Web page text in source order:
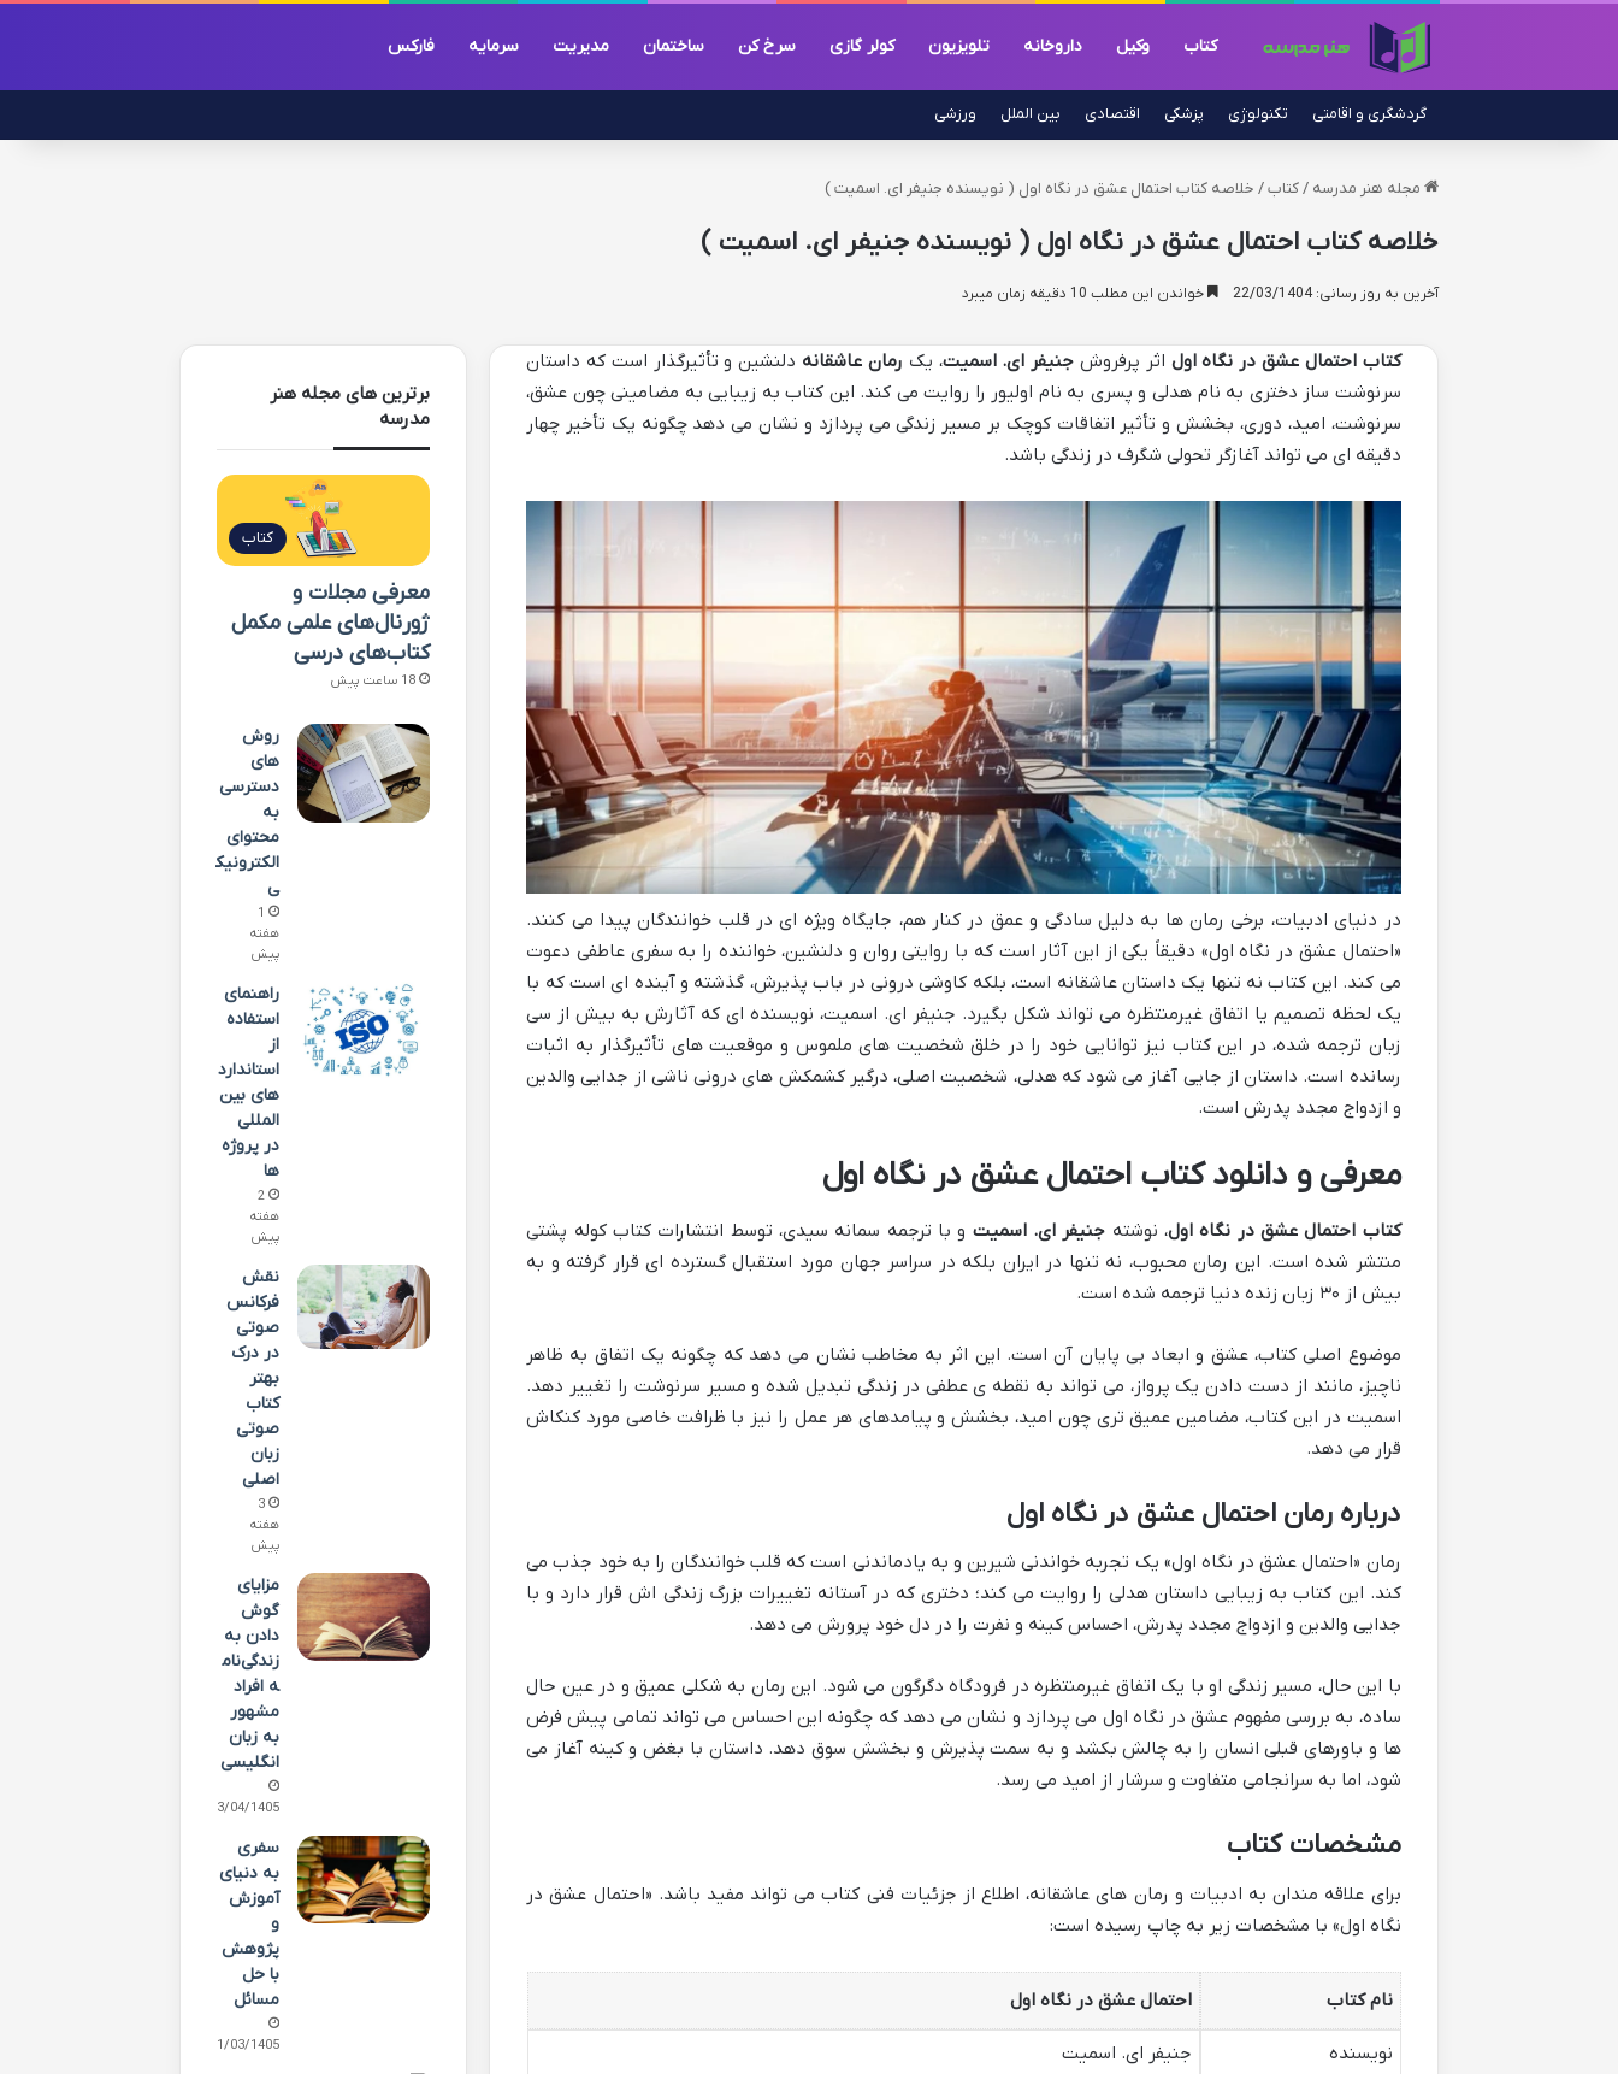
کتاب وکیل داروخانه تلویزیون کولر گازی سرخ کن ساختمان مدیریت سرمایه فارکس
گردشگری و اقامتی تکنولوژی پزشکی اقتصادی بین الملل ورزشی
مجله هنر مدرسه / کتاب / خلاصه کتاب احتمال عشق در نگاه اول ( نویسنده جنیفر ای. اسمیت )
خلاصه کتاب احتمال عشق در نگاه اول ( نویسنده جنیفر ای. اسمیت )
آخرین به روز رسانی: 22/03/1404 خواندن این مطلب 10 دقیقه زمان میبرد
کتاب احتمال عشق در نگاه اول اثر پرفروش جنیفر ای. اسمیت، یک رمان عاشقانه دلنشین و تأثیرگذار است که داستان
سرنوشت ساز دختری به نام هدلی و پسری به نام اولیور را روایت می کند. این کتاب به زیبایی به مضامینی چون عشق،
سرنوشت، امید، دوری، بخشش و تأثیر اتفاقات کوچک بر مسیر زندگی می پردازد و نشان می دهد چگونه یک تأخیر چهار
دقیقه ای می تواند آغازگر تحولی شگرف در زندگی باشد.
در دنیای ادبیات، برخی رمان ها به دلیل سادگی و عمق در کنار هم، جایگاه ویژه ای در قلب خوانندگان پیدا می کنند.
«احتمال عشق در نگاه اول» دقیقاً یکی از این آثار است که با روایتی روان و دلنشین، خواننده را به سفری عاطفی دعوت
می کند. این کتاب نه تنها یک داستان عاشقانه است، بلکه کاوشی درونی در باب پذیرش، گذشته و آینده ای است که با
یک لحظه تصمیم یا اتفاق غیرمنتظره می تواند شکل بگیرد. جنیفر ای. اسمیت، نویسنده ای که آثارش به بیش از سی
زبان ترجمه شده، در این کتاب نیز توانایی خود را در خلق شخصیت های ملموس و موقعیت های تأثیرگذار به اثبات
رسانده است. داستان از جایی آغاز می شود که هدلی، شخصیت اصلی، درگیر کشمکش های درونی ناشی از جدایی والدین
و ازدواج مجدد پدرش است.
معرفی و دانلود کتاب احتمال عشق در نگاه اول
کتاب احتمال عشق در نگاه اول، نوشته جنیفر ای. اسمیت و با ترجمه سمانه سیدی، توسط انتشارات کتاب کوله پشتی
منتشر شده است. این رمان محبوب، نه تنها در ایران بلکه در سراسر جهان مورد استقبال گسترده ای قرار گرفته و به
بیش از ۳۰ زبان زنده دنیا ترجمه شده است.
موضوع اصلی کتاب، عشق و ابعاد بی پایان آن است. این اثر به مخاطب نشان می دهد که چگونه یک اتفاق به ظاهر
ناچیز، مانند از دست دادن یک پرواز، می تواند به نقطه ی عطفی در زندگی تبدیل شده و مسیر سرنوشت را تغییر دهد.
اسمیت در این کتاب، مضامین عمیق تری چون امید، بخشش و پیامدهای هر عمل را نیز با ظرافت خاصی مورد کنکاش
قرار می دهد.
درباره رمان احتمال عشق در نگاه اول
رمان «احتمال عشق در نگاه اول» یک تجربه خواندنی شیرین و به یادماندنی است که قلب خوانندگان را به خود جذب می
کند. این کتاب به زیبایی داستان هدلی را روایت می کند؛ دختری که در آستانه تغییرات بزرگ زندگی اش قرار دارد و با
جدایی والدین و ازدواج مجدد پدرش، احساس کینه و نفرت را در دل خود پرورش می دهد.
با این حال، مسیر زندگی او با یک اتفاق غیرمنتظره در فرودگاه دگرگون می شود. این رمان به شکلی عمیق و در عین حال
ساده، به بررسی مفهوم عشق در نگاه اول می پردازد و نشان می دهد که چگونه این احساس می تواند تمامی پیش فرض
ها و باورهای قبلی انسان را به چالش بکشد و به سمت پذیرش و بخشش سوق دهد. داستان با بغض و کینه آغاز می
شود، اما به سرانجامی متفاوت و سرشار از امید می رسد.
مشخصات کتاب
برای علاقه مندان به ادبیات و رمان های عاشقانه، اطلاع از جزئیات فنی کتاب می تواند مفید باشد. «احتمال عشق در
نگاه اول» با مشخصات زیر به چاپ رسیده است:
نام کتاب احتمال عشق در نگاه اول
نویسنده
جنیفر ای. اسمیت
برترین های مجله هنر
مدرسه
کتاب
معرفی مجلات و
ژورنال‌های علمی مکمل
کتاب‌های درسی
18 ساعت پیش
روش
های
دسترسی
به
محتوای
الکترونیک
ی
1
هفته
پیش
راهنمای
استفاده
از
استاندارد
های بین
المللی
در پروژه
ها
2
هفته
پیش
نقش
فرکانس
صوتی
در درک
بهتر
کتاب
صوتی
زبان
اصلی
3
هفته
پیش
مزایای
گوش
دادن به
زندگی‌نام
ه افراد
مشهور
به زبان
انگلیسی
13/04/1405
سفری
به دنیای
آموزش
و
پژوهش
با حل
مسائل
31/03/1405